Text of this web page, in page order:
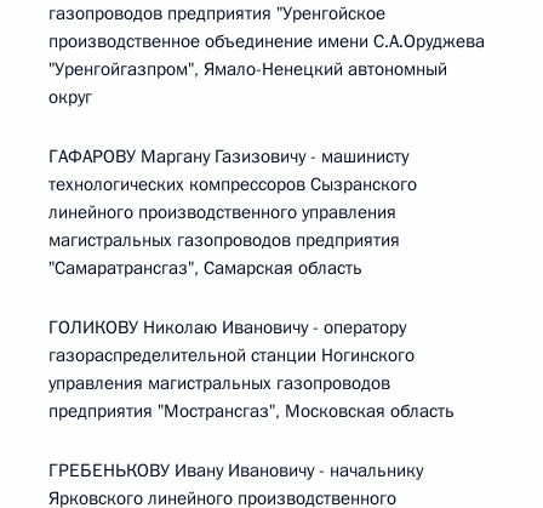
газопроводов предприятия "Уренгойское
производственное объединение имени С.А.Оруджева
"Уренгойгазпром", Ямало-Ненецкий автономный
округ
ГАФАРОВУ Маргану Газизовичу - машинисту
технологических компрессоров Сызранского
линейного производственного управления
магистральных газопроводов предприятия
"Самаратрансгаз", Самарская область
ГОЛИКОВУ Николаю Ивановичу - оператору
газораспределительной станции Ногинского
управления магистральных газопроводов
предприятия "Мострансгаз", Московская область
ГРЕБЕНЬКОВУ Ивану Ивановичу - начальнику
Ярковского линейного производственного